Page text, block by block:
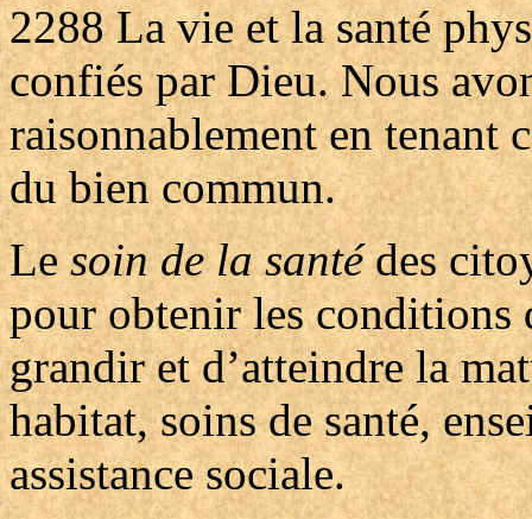
2288 La vie et la santé
confiés par Dieu. Nous
raisonnablement en tenant
du bien commun.
Lesoin de la santédes
pour obtenir les conditions
grandir et d’atteindre la
habitat, soins de santé,
assistance sociale.